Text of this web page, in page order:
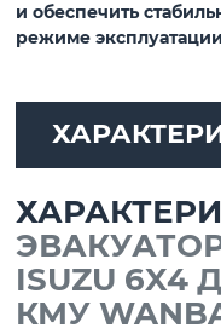
и обеспечить
режиме
ISUZU 6X4
КМУ